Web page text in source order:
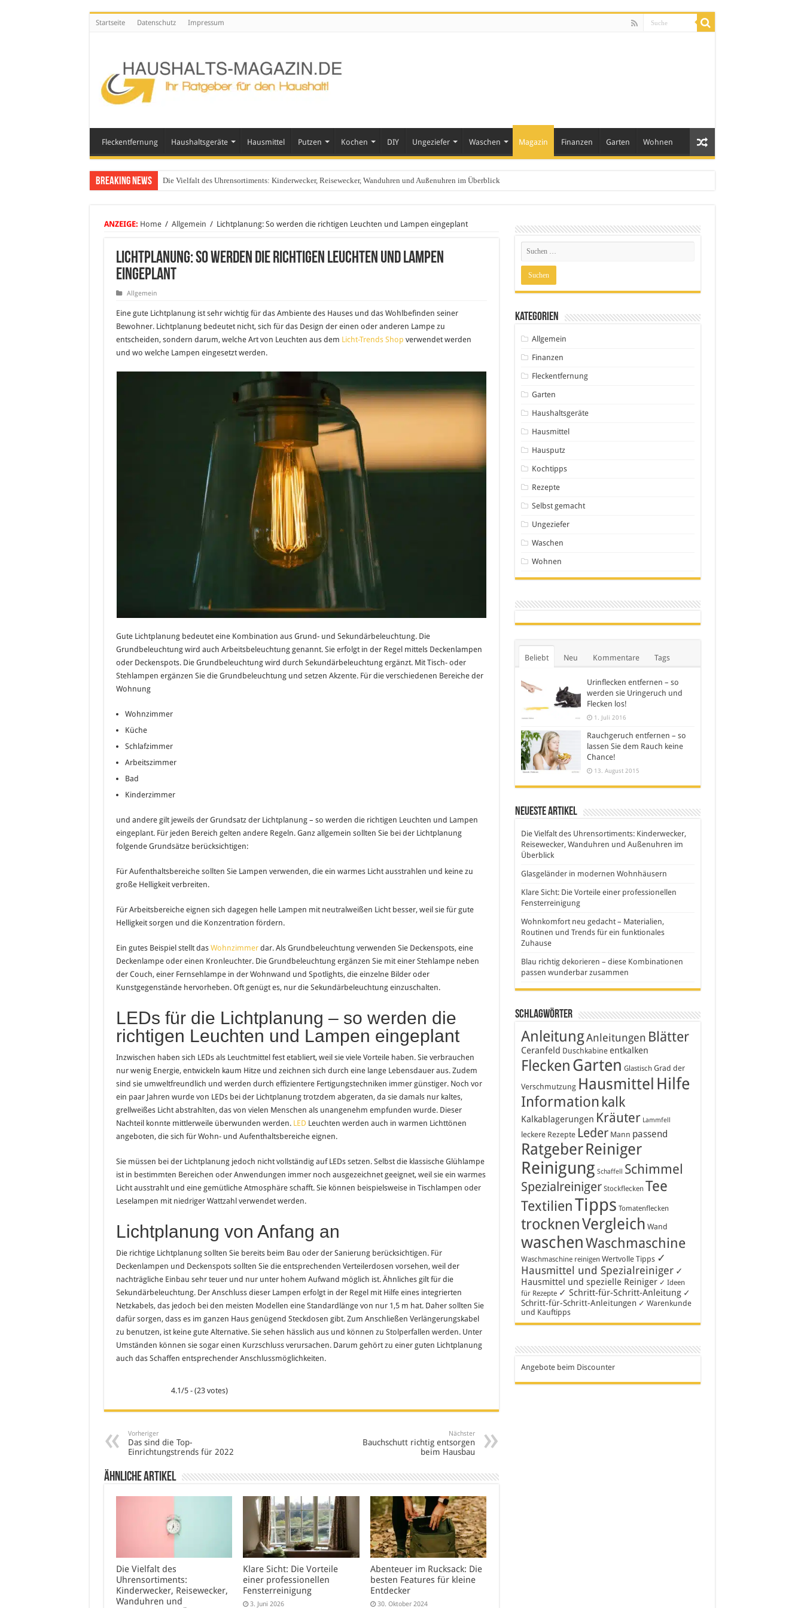
Startseite Datenschutz Impressum
Fleckentfernung Haushaltsgeräte Hausmittel Putzen Kochen DIY Ungeziefer Waschen Magazin Finanzen Garten Wohnen
Breaking News Die Vielfalt des Uhrensortiments: Kinderwecker, Reisewecker, Wanduhren und Außenuhren im Überblick
ANZEIGE: Home / Allgemein / Lichtplanung: So werden die richtigen Leuchten und Lampen eingeplant
Lichtplanung: So werden die richtigen Leuchten und Lampen
eingeplant
Allgemein
Eine gute Lichtplanung ist sehr wichtig für das Ambiente des Hauses und das Wohlbefinden seiner
Bewohner. Lichtplanung bedeutet nicht, sich für das Design der einen oder anderen Lampe zu
entscheiden, sondern darum, welche Art von Leuchten aus dem Licht-Trends Shop verwendet werden
und wo welche Lampen eingesetzt werden.
Gute Lichtplanung bedeutet eine Kombination aus Grund- und Sekundärbeleuchtung. Die
Grundbeleuchtung wird auch Arbeitsbeleuchtung genannt. Sie erfolgt in der Regel mittels Deckenlampen
oder Deckenspots. Die Grundbeleuchtung wird durch Sekundärbeleuchtung ergänzt. Mit Tisch- oder
Stehlampen ergänzen Sie die Grundbeleuchtung und setzen Akzente. Für die verschiedenen Bereiche der
Wohnung
Wohnzimmer
Küche
Schlafzimmer
Arbeitszimmer
Bad
Kinderzimmer
und andere gilt jeweils der Grundsatz der Lichtplanung – so werden die richtigen Leuchten und Lampen
eingeplant. Für jeden Bereich gelten andere Regeln. Ganz allgemein sollten Sie bei der Lichtplanung
folgende Grundsätze berücksichtigen:
Für Aufenthaltsbereiche sollten Sie Lampen verwenden, die ein warmes Licht ausstrahlen und keine zu
große Helligkeit verbreiten.
Für Arbeitsbereiche eignen sich dagegen helle Lampen mit neutralweißen Licht besser, weil sie für gute
Helligkeit sorgen und die Konzentration fördern.
Ein gutes Beispiel stellt das Wohnzimmerdar. Als Grundbeleuchtung verwenden Sie Deckenspots, eine
Deckenlampe oder einen Kronleuchter. Die Grundbeleuchtung ergänzen Sie mit einer Stehlampe neben
der Couch, einer Fernsehlampe in der Wohnwand und Spotlights, die einzelne Bilder oder
Kunstgegenstände hervorheben. Oft genügt es, nur die Sekundärbeleuchtung einzuschalten.
LEDs für die Lichtplanung – so werden die
richtigen Leuchten und Lampen eingeplant
Inzwischen haben sich LEDs als Leuchtmittel fest etabliert, weil sie viele Vorteile haben. Sie verbrauchen
nur wenig Energie, entwickeln kaum Hitze und zeichnen sich durch eine lange Lebensdauer aus. Zudem
sind sie umweltfreundlich und werden durch effizientere Fertigungstechniken immer günstiger. Noch vor
ein paar Jahren wurde von LEDs bei der Lichtplanung trotzdem abgeraten, da sie damals nur kaltes,
grellweißes Licht abstrahlten, das von vielen Menschen als unangenehm empfunden wurde. Dieser
Nachteil konnte mittlerweile überwunden werden. LED Leuchten werden auch in warmen Lichttönen
angeboten, die sich für Wohn- und Aufenthaltsbereiche eignen.
Sie müssen bei der Lichtplanung jedoch nicht vollständig auf LEDs setzen. Selbst die klassische Glühlampe
ist in bestimmten Bereichen oder Anwendungen immer noch ausgezeichnet geeignet, weil sie ein warmes
Licht ausstrahlt und eine gemütliche Atmosphäre schafft. Sie können beispielsweise in Tischlampen oder
Leselampen mit niedriger Wattzahl verwendet werden.
Lichtplanung von Anfang an
Die richtige Lichtplanung sollten Sie bereits beim Bau oder der Sanierung berücksichtigen. Für
Deckenlampen und Deckenspots sollten Sie die entsprechenden Verteilerdosen vorsehen, weil der
nachträgliche Einbau sehr teuer und nur unter hohem Aufwand möglich ist. Ähnliches gilt für die
Sekundärbeleuchtung. Der Anschluss dieser Lampen erfolgt in der Regel mit Hilfe eines integrierten
Netzkabels, das jedoch bei den meisten Modellen eine Standardlänge von nur 1,5 m hat. Daher sollten Sie
dafür sorgen, dass es im ganzen Haus genügend Steckdosen gibt. Zum Anschließen Verlängerungskabel
zu benutzen, ist keine gute Alternative. Sie sehen hässlich aus und können zu Stolperfallen werden. Unter
Umständen können sie sogar einen Kurzschluss verursachen. Darum gehört zu einer guten Lichtplanung
auch das Schaffen entsprechender Anschlussmöglichkeiten.
4.1/5 - (23 votes)
Vorheriger
Das sind die Top-
Einrichtungstrends für 2022
Nächster
Bauchschutt richtig entsorgen
beim Hausbau
Ähnliche Artikel
Die Vielfalt des
Uhrensortiments:
Kinderwecker, Reisewecker,
Wanduhren und
Klare Sicht: Die Vorteile
einer professionellen
Fensterreinigung
3. Juni 2026
Abenteuer im Rucksack: Die
besten Features für kleine
Entdecker
30. Oktober 2024
Kategorien
Allgemein
Finanzen
Fleckentfernung
Garten
Haushaltsgeräte
Hausmittel
Hausputz
Kochtipps
Rezepte
Selbst gemacht
Ungeziefer
Waschen
Wohnen
Beliebt Neu Kommentare Tags
Urinflecken entfernen – so
werden sie Uringeruch und
Flecken los!
1. Juli 2016
Rauchgeruch entfernen – so
lassen Sie dem Rauch keine
Chance!
13. August 2015
Neueste Artikel
Die Vielfalt des Uhrensortiments: Kinderwecker,
Reisewecker, Wanduhren und Außenuhren im
Überblick
Glasgeländer in modernen Wohnhäusern
Klare Sicht: Die Vorteile einer professionellen
Fensterreinigung
Wohnkomfort neu gedacht – Materialien,
Routinen und Trends für ein funktionales
Zuhause
Blau richtig dekorieren – diese Kombinationen
passen wunderbar zusammen
Schlagwörter
AnleitungAnleitungen Blätter
Ceranfeld Duschkabine entkalken
Flecken Garten Glastisch Grad der
Verschmutzung Hausmittel Hilfe
Information kalk
Kalkablagerungen Kräuter Lammfell
leckere Rezepte Leder Mann passend
RatgeberReiniger
Reinigung Schaffell Schimmel
Spezialreiniger Stockflecken Tee
TextilienTipps Tomatenflecken
trocknenVergleich Wand
waschenWaschmaschine
Waschmaschine reinigen Wertvolle Tipps ✓
Hausmittel und Spezialreiniger ✓
Hausmittel und spezielle Reiniger ✓ Ideen
für Rezepte ✓ Schritt-für-Schritt-Anleitung ✓
Schritt-für-Schritt-Anleitungen ✓ Warenkunde
und Kauftipps
Angebote beim Discounter